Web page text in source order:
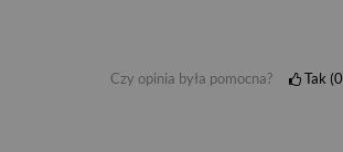
Czy opinia była pomocna? Tak 0